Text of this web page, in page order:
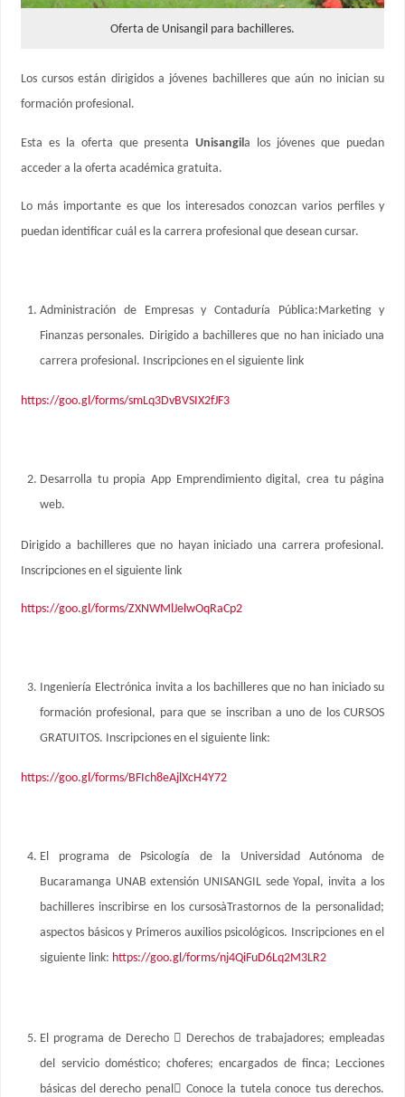
Oferta de Unisangil para bachilleres.
Los cursos están dirigidos a jóvenes bachilleres que aún no inician su
formación profesional.
Esta es la oferta que presentaUnisangila los jóvenes que puedan
acceder a la oferta académica gratuita.
Lo más importante es que los interesados conozcan varios perfiles y
puedan identificar cuál es la carrera profesional que desean cursar.
Administración de Empresas y Contaduría Pública:Marketing y
Finanzas personales. Dirigido a bachilleres que no han iniciado una
carrera profesional. Inscripciones en el siguiente link
https://goo.gl/forms/smLq3DvBVSIX2fJF3
Desarrolla tu propia App Emprendimiento digital, crea tu página
web.
Dirigido a bachilleres que no hayan iniciado una carrera profesional.
Inscripciones en el siguiente link
https://goo.gl/forms/ZXNWMlJelwOqRaCp2
Ingeniería Electrónica invita a los bachilleres que no han iniciado su
formación profesional, para que se inscriban a uno de los CURSOS
GRATUITOS. Inscripciones en el siguiente link:
https://goo.gl/forms/BFIch8eAjlXcH4Y72
El programa de Psicología de la Universidad Autónoma de
Bucaramanga UNAB extensión UNISANGIL sede Yopal, invita a los
bachilleres inscribirse en los cursosàTrastornos de la personalidad;
aspectos básicos y Primeros auxilios psicológicos. Inscripciones en el
siguiente link: https://goo.gl/forms/nj4QiFuD6Lq2M3LR2
El programa de Derecho  Derechos de trabajadores; empleadas
del servicio doméstico; choferes; encargados de finca; Lecciones
básicas del derecho penal Conoce la tutela conoce tus derechos.